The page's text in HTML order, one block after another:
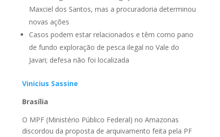
Maxciel dos Santos, mas a procuradoria determinou
novas ações
Casos podem estar relacionados e têm como pano
de fundo exploração de pesca ilegal no Vale do
Javari; defesa não foi localizada
Vinicius Sassine
Brasília
O MPF (Ministério Público Federal) no Amazonas
discordou da proposta de arquivamento feita pela PF